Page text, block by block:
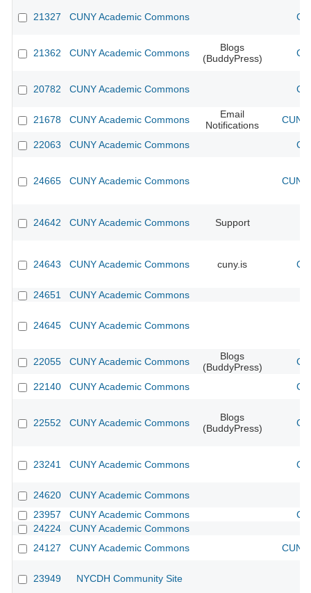
21327 CUNY Academic Commons
21362 CUNY Academic Commons
Blogs
(BuddyPress)
20782 CUNY Academic Commons
21678 CUNY Academic Commons
Email
Notifications
22063 CUNY Academic Commons
24665 CUNY Academic Commons
24642 CUNY Academic Commons Support
24643 CUNY Academic Commons cuny.is
24651 CUNY Academic Commons
24645 CUNY Academic Commons
22055 CUNY Academic Commons
Blogs
(BuddyPress)
22140 CUNY Academic Commons
22552 CUNY Academic Commons
Blogs
(BuddyPress)
23241 CUNY Academic Commons
24620
CUNY Academic Commons
23957
CUNY Academic Commons
24224
CUNY Academic Commons
24127
CUNY Academic Commons
23949 NYCDH Community Site